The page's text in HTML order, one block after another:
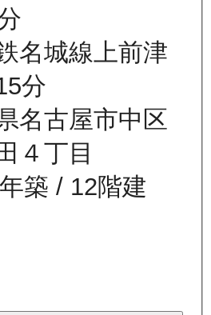
名城線上前津
分
名古屋市中区
４丁目
築 / 12階建